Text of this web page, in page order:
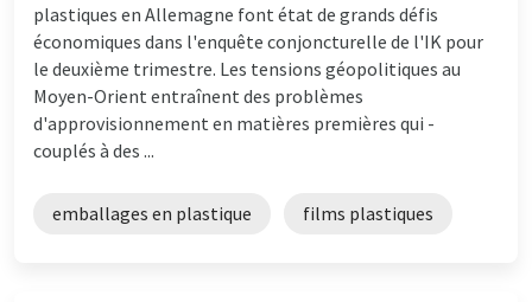
plastiques en Allemagne font état de grands défis
économiques dans l'enquête conjoncturelle de l'IK pour
le deuxième trimestre. Les tensions géopolitiques au
Moyen-Orient entraînent des problèmes
d'approvisionnement en matières premières qui -
couplés à des ...
emballages en plastique films plastiques